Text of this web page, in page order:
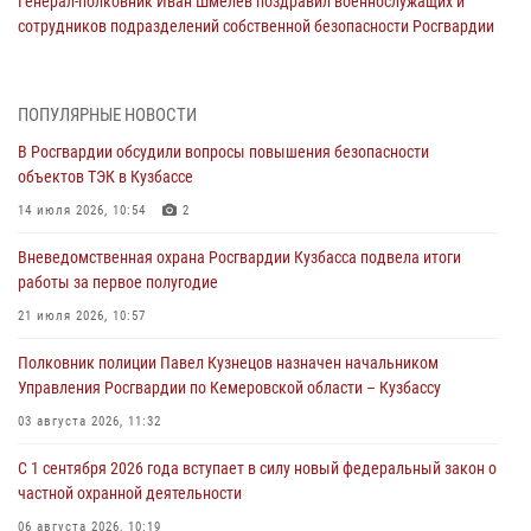
сотрудников подразделений собственной безопасности Росгвардии
Ершов поздравил военнослужащих и сотрудников ведомства с
Днем физкультурника
08 августа 2026, 06:29
Кузбасские росгвардейцы оказали силовую поддержку при
задержании фигуранта уголовного дела об особо тяжком
преступлении прошлых лет (ВИДЕО)
В Кузбассе завершился чемпионат Сибирского ордена Жукова
округа Росгвардии по служебно-боевой стрельбе
Росгвардейцы задержали горожанку, находившуюся в розыске за
серию хищений из торговых объектов
ПОПУЛЯРНЫЕ НОВОСТИ
В Росгвардии обсудили вопросы повышения безопасности
объектов ТЭК в Кузбассе
14 июля 2026, 10:54 2
Вневедомственная охрана Росгвардии Кузбасса подвела итоги
работы за первое полугодие
21 июля 2026, 10:57
Полковник полиции Павел Кузнецов назначен начальником
Управления Росгвардии по Кемеровской области – Кузбассу
03 августа 2026, 11:32
С 1 сентября 2026 года вступает в силу новый федеральный закон о
частной охранной деятельности
06 августа 2026, 10:19